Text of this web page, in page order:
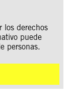
los derechos
puede
personas.